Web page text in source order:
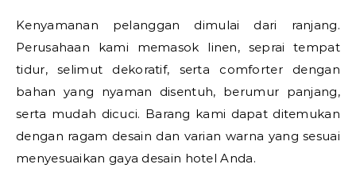
Kenyamanan pelanggan dimulai dari ranjang.
Perusahaan kami memasok linen, seprai tempat
tidur, selimut dekoratif, serta comforter dengan
bahan yang nyaman disentuh, berumur panjang,
serta mudah dicuci. Barang kami dapat ditemukan
dengan ragam desain dan varian warna yang sesuai
menyesuaikan gaya desain hotel Anda.